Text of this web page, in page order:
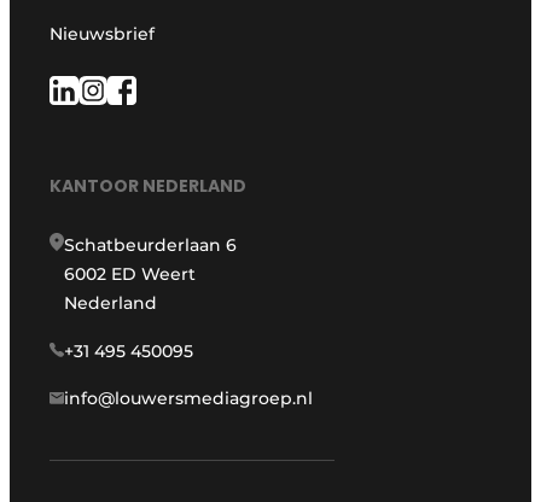
Nieuwsbrief
KANTOOR NEDERLAND
Schatbeurderlaan 6
6002 ED Weert
Nederland
+31 495 450095
info@louwersmediagroep.nl